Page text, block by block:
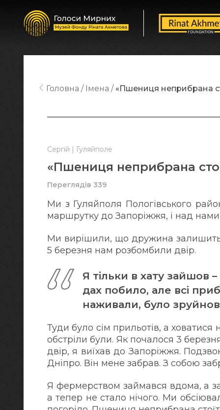
Сергій | Гуляйполе
«Пшениця неприбрана
Переглядів 339
Ми з Гуляйполя Пологівського
маршрутку до Запоріжжя, і над нами
Ми вирішили, що дружина
5 березня нам розбомбили двір.
Я тільки в хату зайшов
дах побило, але всі
наживали, було
Туди було сім прильотів, а
обстріли були. Як почалося 3
двір, я виїхав до Запоріжжя.
Дніпро. Він мене забрав. З собою
Я фермерством займався вдома, а
а тепер не стало нічого. Ми
Головна Імена «Пшениця неприбрана